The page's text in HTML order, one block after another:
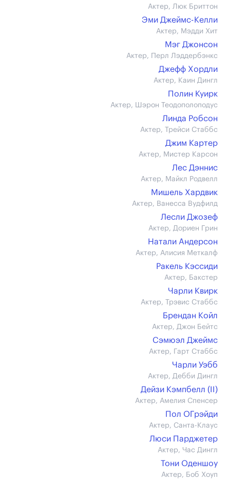
Актер, Люк Бриттон
Эми Джеймс-Келли
Актер, Мэдди Хит
Мэг Джонсон
Актер, Перл Лэддербэнкс
Джефф Хордли
Актер, Каин Дингл
Полин Куирк
Актер, Шэрон Теодополоподус
Линда Робсон
Актер, Трейси Стаббс
Джим Картер
Актер, Мистер Карсон
Лес Дэннис
Актер, Майкл Родвелл
Мишель Хардвик
Актер, Ванесса Вудфилд
Лесли Джозеф
Актер, Дориен Грин
Натали Андерсон
Актер, Алисия Меткалф
Ракель Кэссиди
Актер, Бакстер
Чарли Квирк
Актер, Трэвис Стаббс
Брендан Койл
Актер, Джон Бейтс
Сэмюэл Джеймс
Актер, Гарт Стаббс
Чарли Уэбб
Актер, Дебби Дингл
Дейзи Кэмпбелл (II)
Актер, Амелия Спенсер
Пол ОГрэйди
Актер, Санта-Клаус
Люси Парджетер
Актер, Час Дингл
Тони Оденшоу
Актер, Боб Хоуп